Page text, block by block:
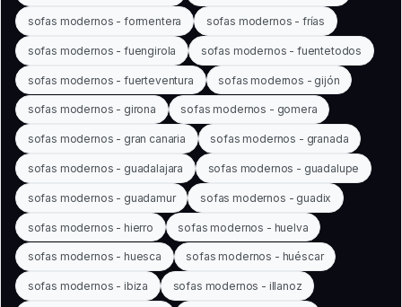
sofas modernos - formentera sofas modernos - frías
sofas modernos - fuengirola sofas modernos - fuentetodos
sofas modernos - fuerteventura sofas modernos - gijón
sofas modernos - girona sofas modernos - gomera
sofas modernos - gran canaria sofas modernos - granada
sofas modernos - guadalajara sofas modernos - guadalupe
sofas modernos - guadamur sofas modernos - guadix
sofas modernos - hierro sofas modernos - huelva
sofas modernos - huesca sofas modernos - huéscar
sofas modernos - ibiza sofas modernos - illanoz